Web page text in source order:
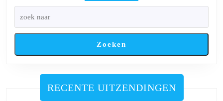
Zoeken
RECENTE UITZENDINGEN